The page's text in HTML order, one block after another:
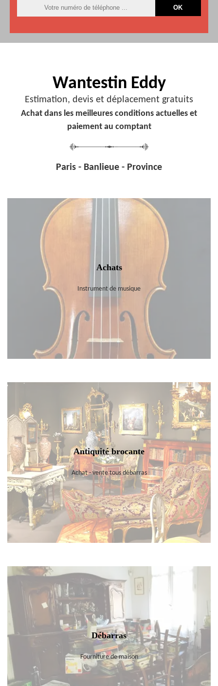
Wantestin Eddy
Estimation, devis et déplacement gratuits
Achat dans les meilleures conditions actuelles et
paiement au comptant
Paris - Banlieue - Province
Achats
Instrument de musique
Antiquité brocante
Achat - vente tous débarras
Débarras
Fourniture de maison